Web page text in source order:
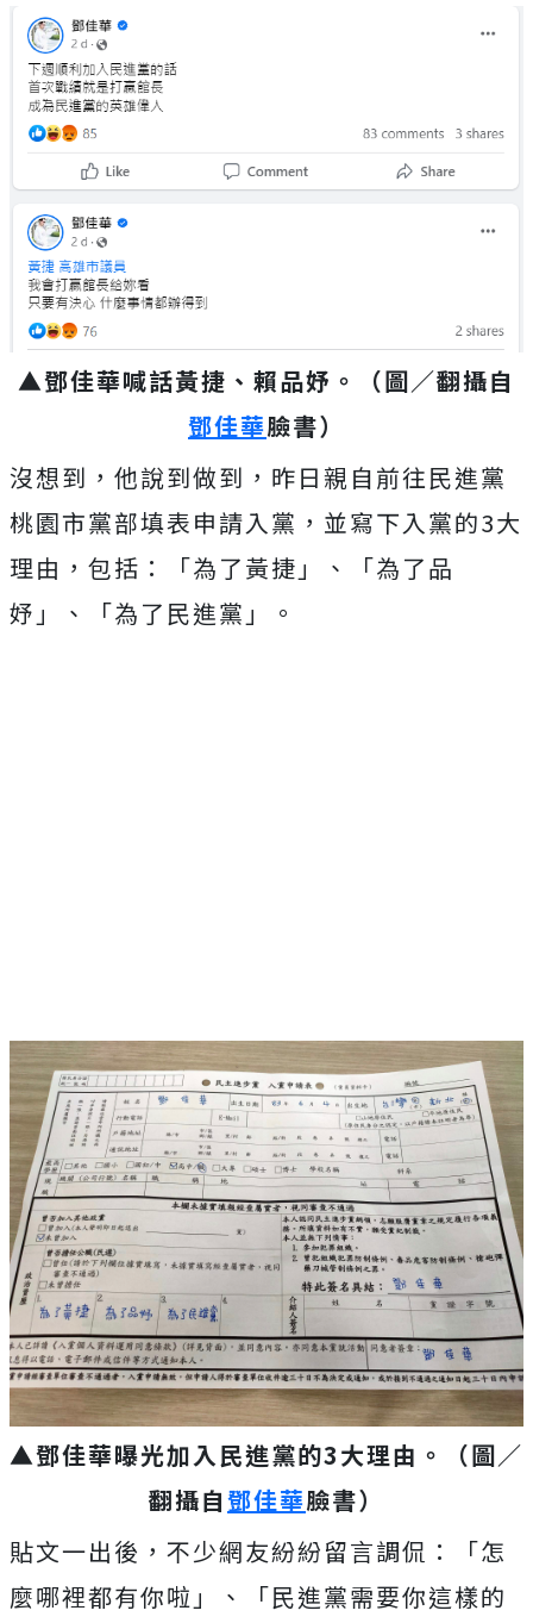
▲鄧佳華喊話黃捷、賴品妤。（圖／翻攝自
鄧佳華臉書）
沒想到，他說到做到，昨日親自前往民進黨
桃園市黨部填表申請入黨，並寫下入黨的3大
理由，包括：「為了黃捷」、「為了品
妤」、「為了民進黨」。
▲鄧佳華曝光加入民進黨的3大理由。（圖／
翻攝自鄧佳華臉書）
貼文一出後，不少網友紛紛留言調侃：「怎
麼哪裡都有你啦」、「民進黨需要你這樣的